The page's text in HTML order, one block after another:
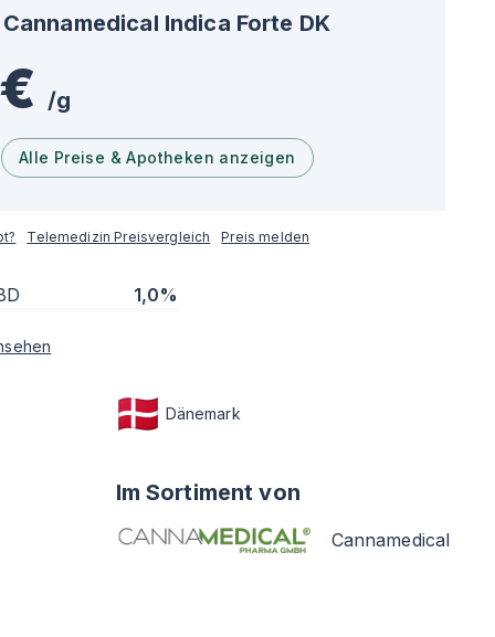
Cannamedical Indica Forte DK
/g
Alle Preise & Apotheken anzeigen
Telemedizin Preisvergleich Preis melden
1,0%
Dänemark
Im Sortiment von
Cannamedical